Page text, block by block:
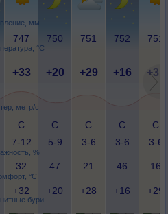
мм
°C
метр/с
%
°C
бури
747 750 751 752 751
+33 +20 +29 +16 +31
С
7-12
С
5-9
С
3-6
С
3-6
С
3-6
32 47 21 46 16
+32 +20 +28 +16 +29